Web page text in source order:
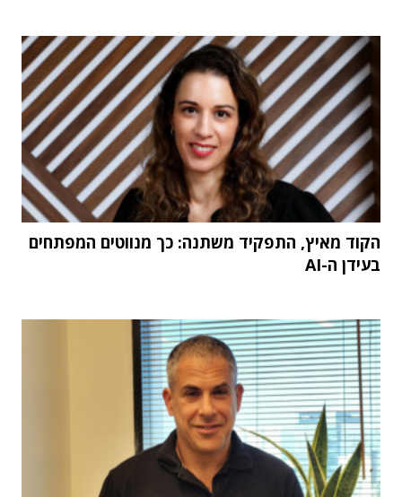
הקוד מאיץ, התפקיד משתנה: כך מנווטים המפתחים
בעידן ה-AI